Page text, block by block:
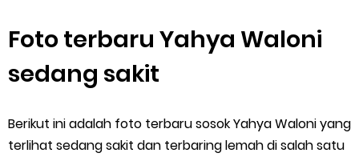
Foto terbaru Yahya Waloni
sedang sakit
Berikut ini adalah foto terbaru sosok Yahya Waloni yang
terlihat sedang sakit dan terbaring lemah di salah satu